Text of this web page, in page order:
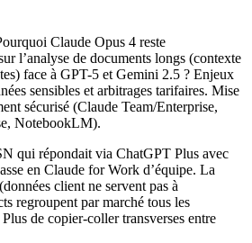
Claude Opus 4 reste
l’analyse de documents longs (contexte
face à GPT-5 et Gemini 2.5 ? Enjeux
sensibles et arbitrages tarifaires. Mise
sécurisé (Claude Team/Enterprise,
NotebookLM).
qui répondait via ChatGPT Plus avec
en Claude for Work d’équipe. La
client ne servent pas à
regroupent par marché tous les
de copier-coller transverses entre